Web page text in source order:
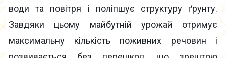
води та повітря і поліпшує структуру ґрунту.
Завдяки цьому майбутній урожай отримує
максимальну кількість поживних речовин і